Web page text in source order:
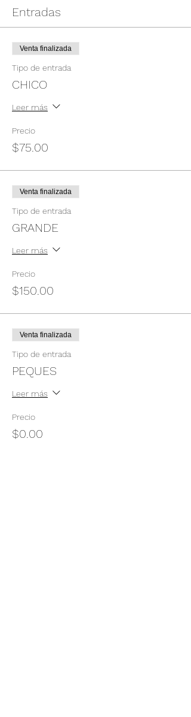
Entradas
Venta finalizada
Tipo de entrada
CHICO
Leer más
Precio
$75.00
Venta finalizada
Tipo de entrada
GRANDE
Leer más
Precio
$150.00
Venta finalizada
Tipo de entrada
PEQUES
Leer más
Precio
$0.00